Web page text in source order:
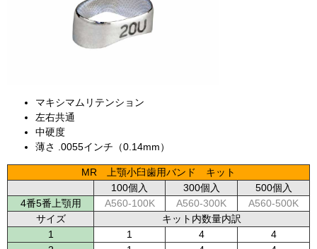
マキシマムリテンション
左右共通
中硬度
薄さ .0055インチ（0.14mm）
MR 上顎小臼歯用バンド キット
100個入
300個入
500個入
4番5番上顎用
A560-100K A560-300K
A560-500K
サイズ
キット内数量内訳
1
1 4
4